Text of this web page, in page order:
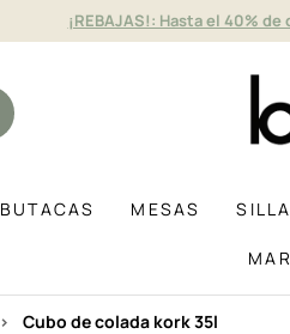
¡REBAJAS!: Hasta el 40%
BUTACAS MESAS
cubo de colada kork 35l